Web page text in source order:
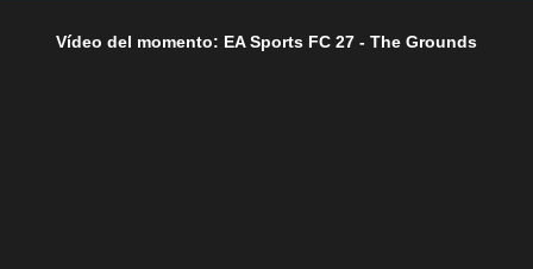
Vídeo del momento: EA Sports FC 27 - The Grounds